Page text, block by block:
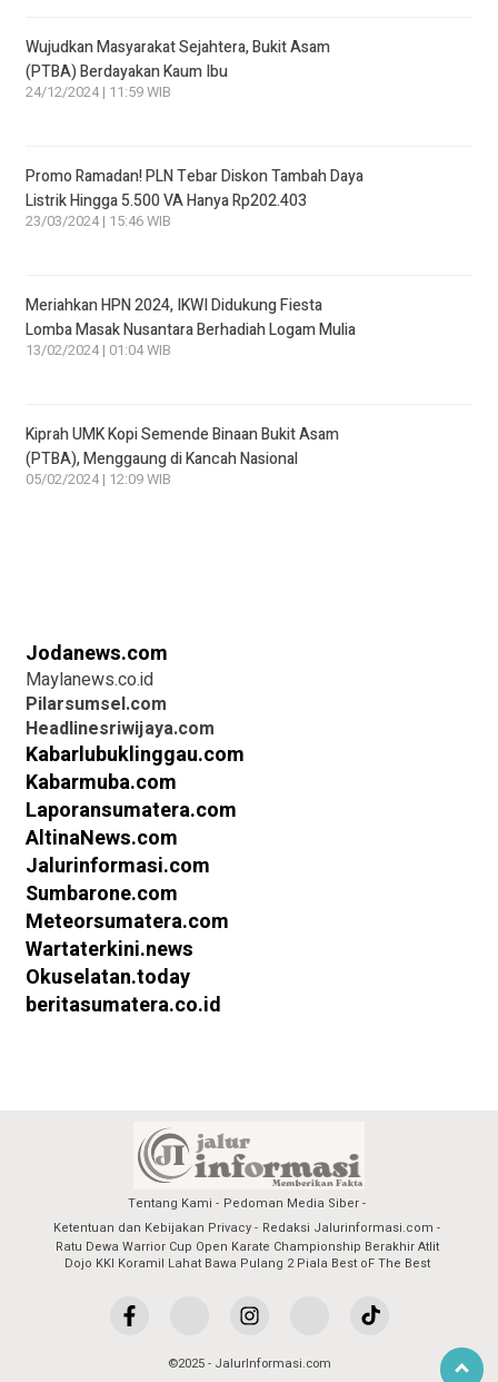
Wujudkan Masyarakat Sejahtera, Bukit Asam
(PTBA) Berdayakan Kaum Ibu
24/12/2024 | 11:59 WIB
Promo Ramadan! PLN Tebar Diskon Tambah Daya
Listrik Hingga 5.500 VA Hanya Rp202.403
23/03/2024 | 15:46 WIB
Meriahkan HPN 2024, IKWI Didukung Fiesta
Lomba Masak Nusantara Berhadiah Logam Mulia
13/02/2024 | 01:04 WIB
Kiprah UMK Kopi Semende Binaan Bukit Asam
(PTBA), Menggaung di Kancah Nasional
05/02/2024 | 12:09 WIB
Jodanews.com
Maylanews.co.id
Pilarsumsel.com
Headlinesriwijaya.com
Kabarlubuklinggau.com
Kabarmuba.com
Laporansumatera.com
AltinaNews.com
Jalurinformasi.com
Sumbarone.com
Meteorsumatera.com
Wartaterkini.news
Okuselatan.today
beritasumatera.co.id
Tentang Kami
Pedoman Media Siber
Ketentuan dan Kebijakan Privacy
Redaksi Jalurinformasi.com
Ratu Dewa Warrior Cup Open Karate Championship Berakhir Atlit
Dojo KKI Koramil Lahat Bawa Pulang 2 Piala Best oF The Best
©2025 - JalurInformasi.com